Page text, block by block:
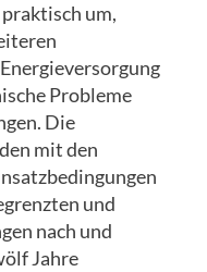
um,
Probleme
Die
mit den
und
nach und
Jahre